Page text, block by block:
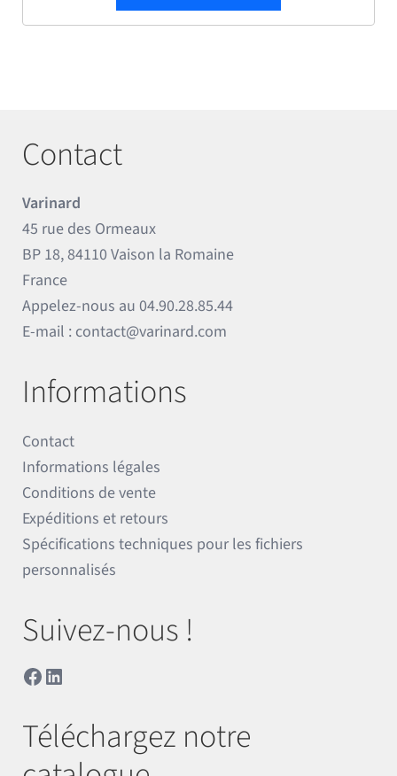
Contact
Varinard
45 rue des Ormeaux
BP 18, 84110 Vaison la Romaine
France
Appelez-nous au04.90.28.85.44
E-mail : contact@varinard.com
Informations
Contact
Informations légales
Conditions de vente
Expéditions et retours
Spécifications techniques pour les fichiers
personnalisés
Suivez-nous !
Facebook
LinkedIn
Téléchargez notre